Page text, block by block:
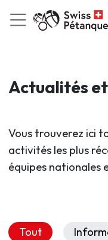
Actualités
Vous trouverez ici
activités les plus
équipes nationales
Tout